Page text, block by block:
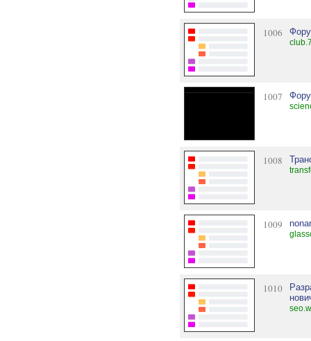
1006
1007
1008
1009
1010